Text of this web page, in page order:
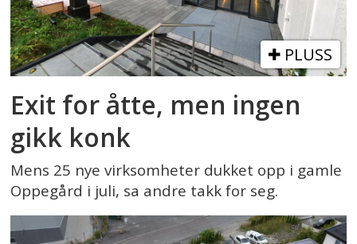
PLUSS
Exit for åtte, men ingen
gikk konk
Mens 25 nye virksomheter dukket opp i gamle
Oppegård i juli, sa andre takk for seg.